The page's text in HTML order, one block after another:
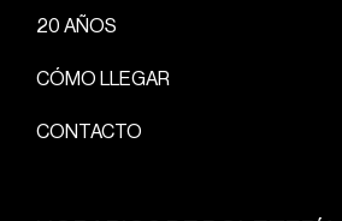
20 AÑOS
CÓMO LLEGAR
CONTACTO